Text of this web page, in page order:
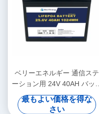
ベリーエネルギー 通信ステ
ーション用 24V 40AH バッテ
リー UPS メディカル
最もよい価格を得な
さい